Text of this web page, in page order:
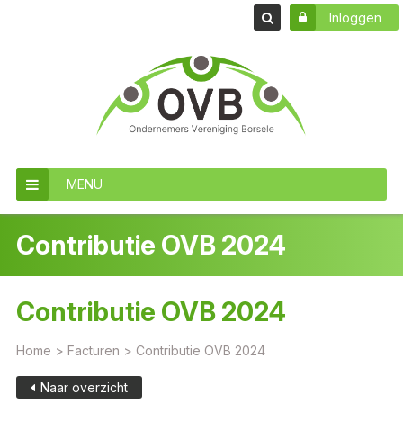
Inloggen
MENU
Contributie OVB 2024
Contributie OVB 2024
Home > Facturen > Contributie OVB 2024
Naar overzicht